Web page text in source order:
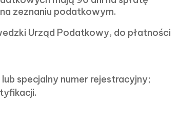
zeznaniu podatkowym.
Urząd Podatkowy, do płatności
specjalny numer rejestracyjny;